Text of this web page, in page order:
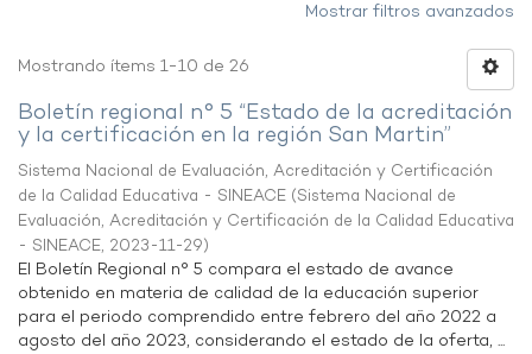
Mostrar filtros avanzados
Mostrando ítems 1-10 de 26
Boletín regional n° 5 “Estado de la acreditación
y la certificación en la región San Martin”
Sistema Nacional de Evaluación, Acreditación y Certificación
de la Calidad Educativa - SINEACE (Sistema Nacional de
Evaluación, Acreditación y Certificación de la Calidad Educativa
- SINEACE, 2023-11-29)
El Boletín Regional n° 5 compara el estado de avance
obtenido en materia de calidad de la educación superior
para el periodo comprendido entre febrero del año 2022 a
agosto del año 2023, considerando el estado de la oferta, ...